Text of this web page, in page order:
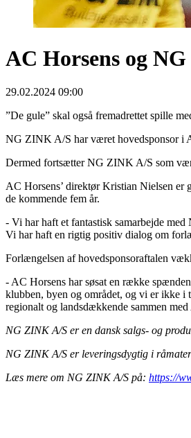
AC Horsens og
29.02.2024 09:00
”De gule” skal også fremadrettet spille
NG ZINK A/S har været hovedsponsor i
Dermed fortsætter NG ZINK A/S som
AC Horsens’ direktør Kristian Nielsen er
de kommende fem år.
- Vi har haft et fantastisk samarbejde
Vi har haft en rigtig positiv dialog om
Forlængelsen af hovedsponsoraftalen
- AC Horsens har søsat en række
klubben, byen og området, og vi er ikke i
regionalt og landsdækkende sammen
NG ZINK A/S er en dansk salgs- og
NG ZINK A/S er leveringsdygtig i
Læs mere om NG ZINK A/S på: https://